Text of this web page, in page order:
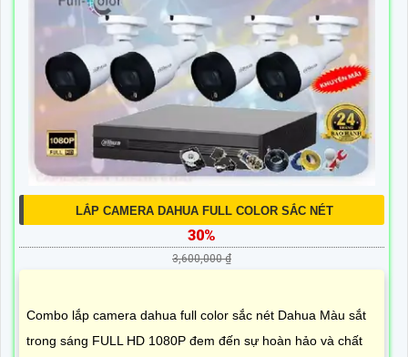
LẮP CAMERA DAHUA FULL COLOR SẮC NÉT
30%
3,600,000 ₫
Combo lắp camera dahua full color sắc nét Dahua Màu sắt
trong sáng FULL HD 1080P đem đến sự hoàn hảo và chất